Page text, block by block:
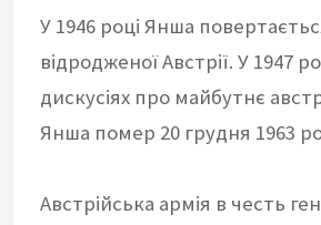
У 1946 році Янша
відродженої Австрії. У 1947
дискусіях про майбутнє
Янша помер 20 грудня 1963
Австрійська армія в честь